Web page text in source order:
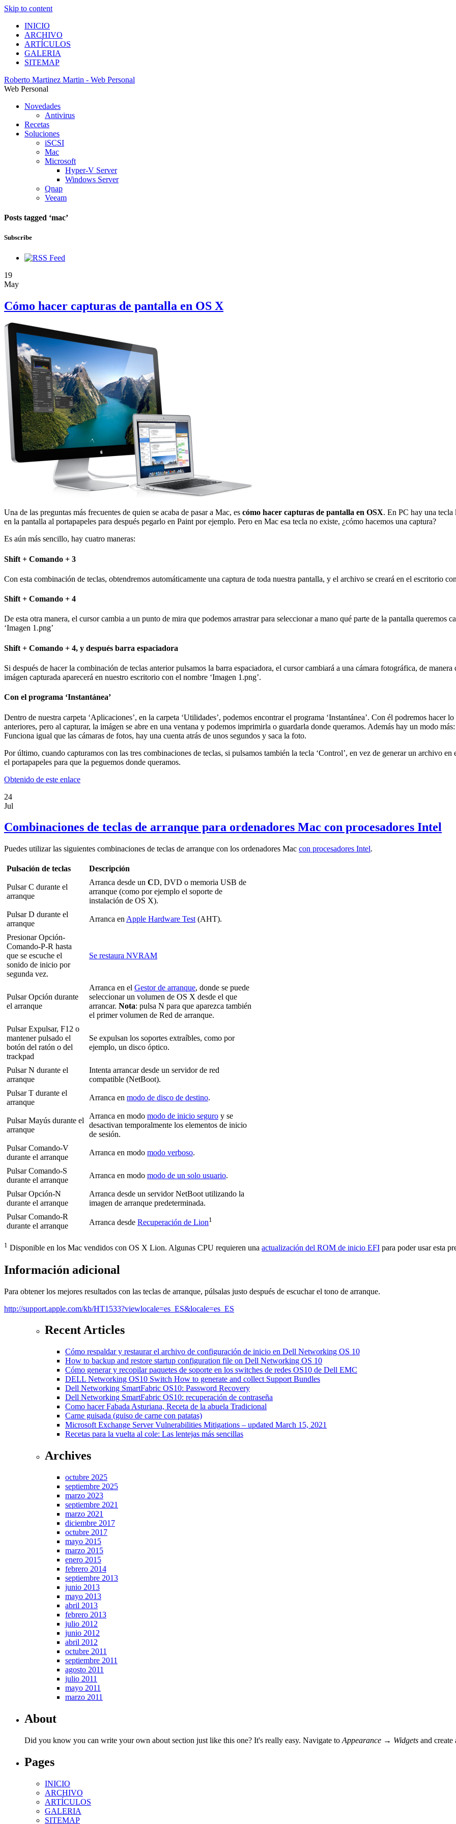
Skip to content
INICIO
ARCHIVO
ARTÍCULOS
GALERIA
SITEMAP
Roberto Martinez Martin - Web Personal
Web Personal
Novedades
Antivirus
Recetas
Soluciones
iSCSI
Mac
Microsoft
Hyper-V Server
Windows Server
Qnap
Veeam
Posts tagged ‘mac’
Subscribe
19
May
Cómo hacer capturas de pantalla en OS X
Una de las preguntas más frecuentes de quien se acaba de pasar a Mac, es cómo hacer capturas de pantalla en OSX. En PC hay una tecla
en la pantalla al portapapeles para después pegarlo en Paint por ejemplo. Pero en Mac esa tecla no existe, ¿cómo hacemos una captura?
Es aún más sencillo, hay cuatro maneras:
Shift + Comando + 3
Con esta combinación de teclas, obtendremos automáticamente una captura de toda nuestra pantalla, y el archivo se creará en el escritorio
Shift + Comando + 4
De esta otra manera, el cursor cambia a un punto de mira que podemos arrastrar para seleccionar a mano qué parte de la pantalla queremos
‘Imagen 1.png’
Shift + Comando + 4, y después barra espaciadora
Si después de hacer la combinación de teclas anterior pulsamos la barra espaciadora, el cursor cambiará a una cámara fotográfica, de
imágen capturada aparecerá en nuestro escritorio con el nombre ‘Imagen 1.png’.
Con el programa ‘Instantánea’
Dentro de nuestra carpeta ‘Aplicaciones’, en la carpeta ‘Utilidades’, podemos encontrar el programa ‘Instantánea’. Con él podremos hacer
anteriores, pero al capturar, la imágen se abre en una ventana y podemos imprimirla o guardarla donde queramos. Además hay un modo
Funciona igual que las cámaras de fotos, hay una cuenta atrás de unos segundos y saca la foto.
Por último, cuando capturamos con las tres combinaciones de teclas, si pulsamos también la tecla ‘Control’, en vez de generar un archivo
el portapapeles para que la peguemos donde queramos.
Obtenido de este enlace
24
Jul
Combinaciones de teclas de arranque para ordenadores Mac con procesadores Intel
Puedes utilizar las siguientes combinaciones de teclas de arranque con los ordenadores Mac con procesadores Intel.
Pulsación de teclas Descripción
Pulsar C durante el
arranque
Arranca desde un CD, DVD o memoria USB de
arranque (como por ejemplo el soporte de
instalación de OS X).
Pulsar D durante el
arranque
Arranca en Apple Hardware Test (AHT).
Presionar Opción-
Comando-P-R hasta
que se escuche el
sonido de inicio por
segunda vez.
Se restaura NVRAM
Pulsar Opción durante
el arranque
Arranca en el Gestor de arranque, donde se puede
seleccionar un volumen de OS X desde el que
arrancar. Nota: pulsa N para que aparezca también
el primer volumen de Red de arranque.
Pulsar Expulsar, F12 o
mantener pulsado el
botón del ratón o del
trackpad
Se expulsan los soportes extraíbles, como por
ejemplo, un disco óptico.
Pulsar N durante el
arranque
Intenta arrancar desde un servidor de red
compatible (NetBoot).
Pulsar T durante el
arranque
Arranca en modo de disco de destino.
Pulsar Mayús durante el
arranque
Arranca en modo modo de inicio seguro y se
desactivan temporalmente los elementos de inicio
de sesión.
Pulsar Comando-V
durante el arranque
Arranca en modo modo verboso.
Pulsar Comando-S
durante el arranque
Arranca en modo modo de un solo usuario.
Pulsar Opción-N
durante el arranque
Arranca desde un servidorNetBoot utilizando la
imagen de arranque predeterminada.
Pulsar Comando-R
durante el arranque
Arranca desde Recuperación de Lion1
1 Disponible en los Mac vendidos con OS X Lion. Algunas CPU requieren una actualización del ROM de inicio EFI para poder usar esta
Información adicional
Para obtener los mejores resultados con las teclas de arranque, púlsalas justo después de escuchar el tono de arranque.
http://support.apple.com/kb/HT1533?viewlocale=es_ES&locale=es_ES
Recent Articles
Cómo respaldar y restaurar el archivo de configuración de inicio en Dell Networking OS 10
How to backup and restore startup configuration file on Dell Networking OS 10
Cómo generar y recopilar paquetes de soporte en los switches de redes OS10 de Dell EMC
DELL Networking OS10 Switch How to generate and collect Support Bundles
Dell Networking SmartFabric OS10: Password Recovery
Dell Networking SmartFabric OS10: recuperación de contraseña
Como hacer Fabada Asturiana, Receta de la abuela Tradicional
Carne guisada (guiso de carne con patatas)
Microsoft Exchange Server Vulnerabilities Mitigations – updated March 15, 2021
Recetas para la vuelta al cole: Las lentejas más sencillas
Archives
octubre 2025
septiembre 2025
marzo 2023
septiembre 2021
marzo 2021
diciembre 2017
octubre 2017
mayo 2015
marzo 2015
enero 2015
febrero 2014
septiembre 2013
junio 2013
mayo 2013
abril 2013
febrero 2013
julio 2012
junio 2012
abril 2012
octubre 2011
septiembre 2011
agosto 2011
julio 2011
mayo 2011
marzo 2011
About
Did you know you can write your own about section just like this one? It's really easy. Navigate to Appearance → Widgets and
Pages
INICIO
ARCHIVO
ARTÍCULOS
GALERIA
SITEMAP